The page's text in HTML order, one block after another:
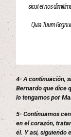
sicut et nos
Quia Tuum
4- A continuación,
Bernardo que dice
lo tengamos por
5- Continuamos
en el corazón,
él. Y así, siguiendo